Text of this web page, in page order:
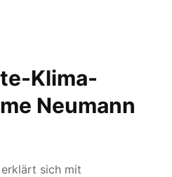
Klima-
Neumann
sich mit